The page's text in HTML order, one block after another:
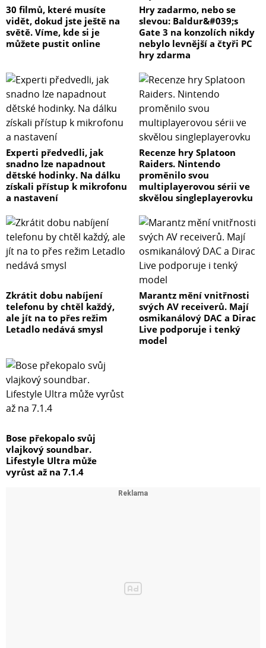
30 filmů, které musíte
vidět, dokud jste ještě na
světě. Víme, kde si je
můžete pustit online
Hry zadarmo, nebo se
slevou: Baldur&#039;s
Gate 3 na konzolích nikdy
nebylo levnější a čtyři PC
hry zdarma
Experti předvedli, jak
snadno lze napadnout
dětské hodinky. Na dálku
získali přístup k mikrofonu
a nastavení
Recenze hry Splatoon
Raiders. Nintendo
proměnilo svou
multiplayerovou sérii ve
skvělou singleplayerovku
Zkrátit dobu nabíjení
telefonu by chtěl každý,
ale jít na to přes režim
Letadlo nedává smysl
Marantz mění vnitřnosti
svých AV receiverů. Mají
osmikanálový DAC a Dirac
Live podporuje i tenký
model
Bose překopalo svůj
vlajkový soundbar.
Lifestyle Ultra může
vyrůst až na 7.1.4